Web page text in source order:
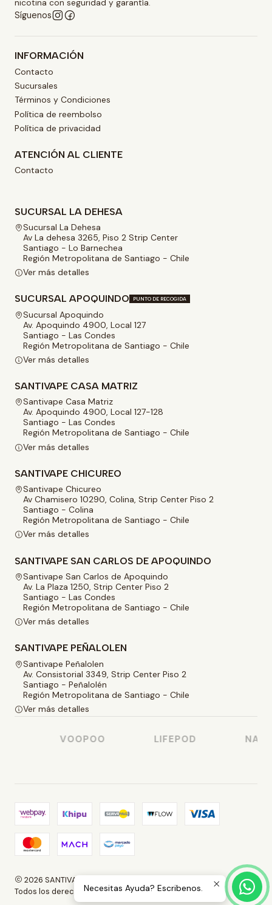
nicotina con seguridad y garantía.
Síguenos
INFORMACIÓN
Contacto
Sucursales
Términos y Condiciones
Política de reembolso
Política de privacidad
ATENCIÓN AL CLIENTE
Contacto
SUCURSAL LA DEHESA
Sucursal La Dehesa
Av La dehesa 3265, Piso 2 Strip Center
Santiago - Lo Barnechea
Región Metropolitana de Santiago - Chile
Ver más detalles
SUCURSAL APOQUINDO PUNTO DE RECOGIDA
Sucursal Apoquindo
Av. Apoquindo 4900, Local 127
Santiago - Las Condes
Región Metropolitana de Santiago - Chile
Ver más detalles
SANTIVAPE CASA MATRIZ
Santivape Casa Matriz
Av. Apoquindo 4900, Local 127-128
Santiago - Las Condes
Región Metropolitana de Santiago - Chile
Ver más detalles
SANTIVAPE CHICUREO
Santivape Chicureo
Av Chamisero 10290, Colina, Strip Center Piso 2
Santiago - Colina
Región Metropolitana de Santiago - Chile
Ver más detalles
SANTIVAPE SAN CARLOS DE APOQUINDO
Santivape San Carlos de Apoquindo
Av. La Plaza 1250, Strip Center Piso 2
Santiago - Las Condes
Región Metropolitana de Santiago - Chile
Ver más detalles
SANTIVAPE PEÑALOLEN
Santivape Peñalolen
Av. Consistorial 3349, Strip Center Piso 2
Santiago - Peñalolén
Región Metropolitana de Santiago - Chile
Ver más detalles
VOOPOO LIFEPOD
2026 SANTIVAPE.
Todos los derechos reservados.Necesitas Ayuda? Escribenos.